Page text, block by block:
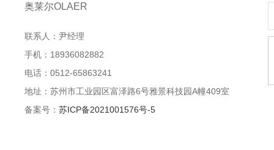
奥莱尔OLAER
联系人：尹经理
手机：18936082882
电话：0512-65863241
地址：苏州市工业园区富泽路6号雅景科技园A幢409室
备案号： 苏ICP备2021001576号-5